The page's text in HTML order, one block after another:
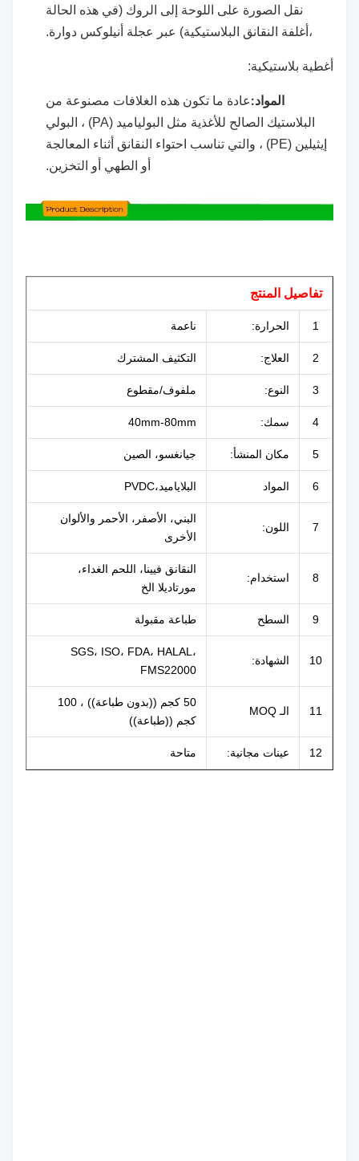
نقل الصورة على اللوحة إلى الروك (في هذه الحالة
،أغلفة النقانق البلاستيكية) عبر عجلة أنيلوكس دوارة.
أغطية بلاستيكية:
المواد:عادة ما تكون هذه الغلافات مصنوعة من
البلاستيك الصالح للأغذية مثل البولياميد (PA) ، البولي
إيثيلين (PE) ، والتي تناسب احتواء النقانق أثناء المعالجة
أو الطهي أو التخزين.
تفاصيل المنتج
1 الحرارة: ناعمة
2 العلاج: التكثيف المشترك
3 النوع: ملفوف/مقطوع
4 سمك: 40mm-80mm
5 مكان المنشأ: جيانغسو، الصين
6 المواد البلاياميد،PVDC
7 اللون:
البني، الأصفر، الأحمر والألوان
الأخرى
8 استخدام:
النقانق فيينا، اللحم الغداء،
مورتاديلا الخ
9 السطح طباعة مقبولة
10 الشهادة:
SGS، ISO، FDA، HALAL،
FMS22000
11 الـ MOQ
50 كجم ((بدون طباعة)) ، 100
كجم ((طباعة))
12 عينات مجانية: متاحة